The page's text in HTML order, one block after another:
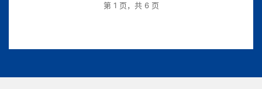
第 1 页，共 6 页